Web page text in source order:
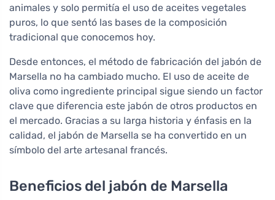
animales y solo permitía el uso de aceites vegetales
puros, lo que sentó las bases de la composición
tradicional que conocemos hoy.
Desde entonces, el método de fabricación del jabón de
Marsella no ha cambiado mucho. El uso de aceite de
oliva como ingrediente principal sigue siendo un factor
clave que diferencia este jabón de otros productos en
el mercado. Gracias a su larga historia y énfasis en la
calidad, el jabón de Marsella se ha convertido en un
símbolo del arte artesanal francés.
Beneficios del jabón de Marsella